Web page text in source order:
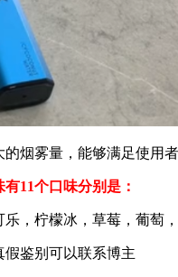
烟雾量，能够满足使用
11个口味分别是：
，柠檬冰，草莓，葡萄
鉴别可以联系博主